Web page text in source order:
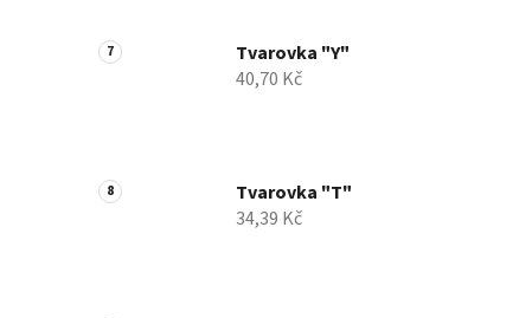
Tvarovka "Y"
40,70 Kč
Tvarovka "T"
34,39 Kč